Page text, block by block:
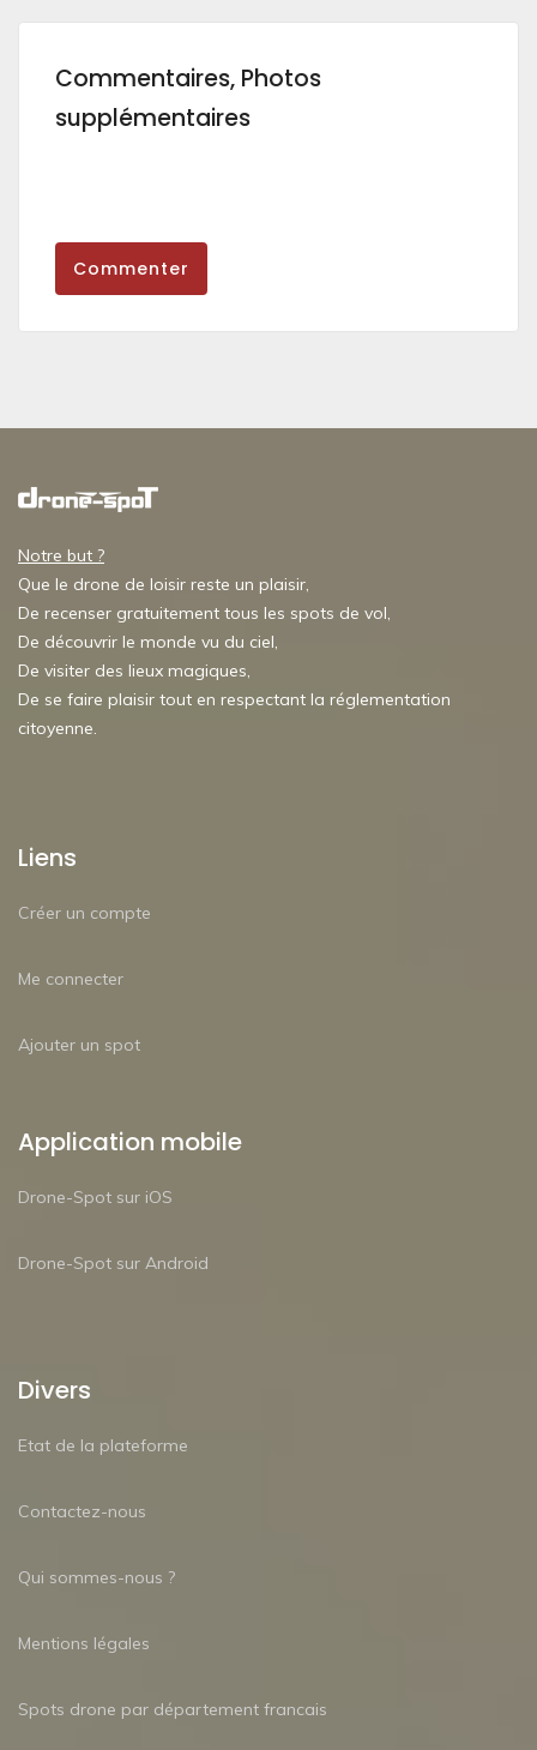
Commentaires, Photos
supplémentaires
Commenter
Notre but ?
Que le drone de loisir reste un plaisir,
De recenser gratuitement tous les spots de vol,
De découvrir le monde vu du ciel,
De visiter des lieux magiques,
De se faire plaisir tout en respectant la réglementation
citoyenne.
Liens
Créer un compte
Me connecter
Ajouter un spot
Application mobile
Drone-Spot sur iOS
Drone-Spot sur Android
Divers
Etat de la plateforme
Contactez-nous
Qui sommes-nous ?
Mentions légales
Spots drone par département francais